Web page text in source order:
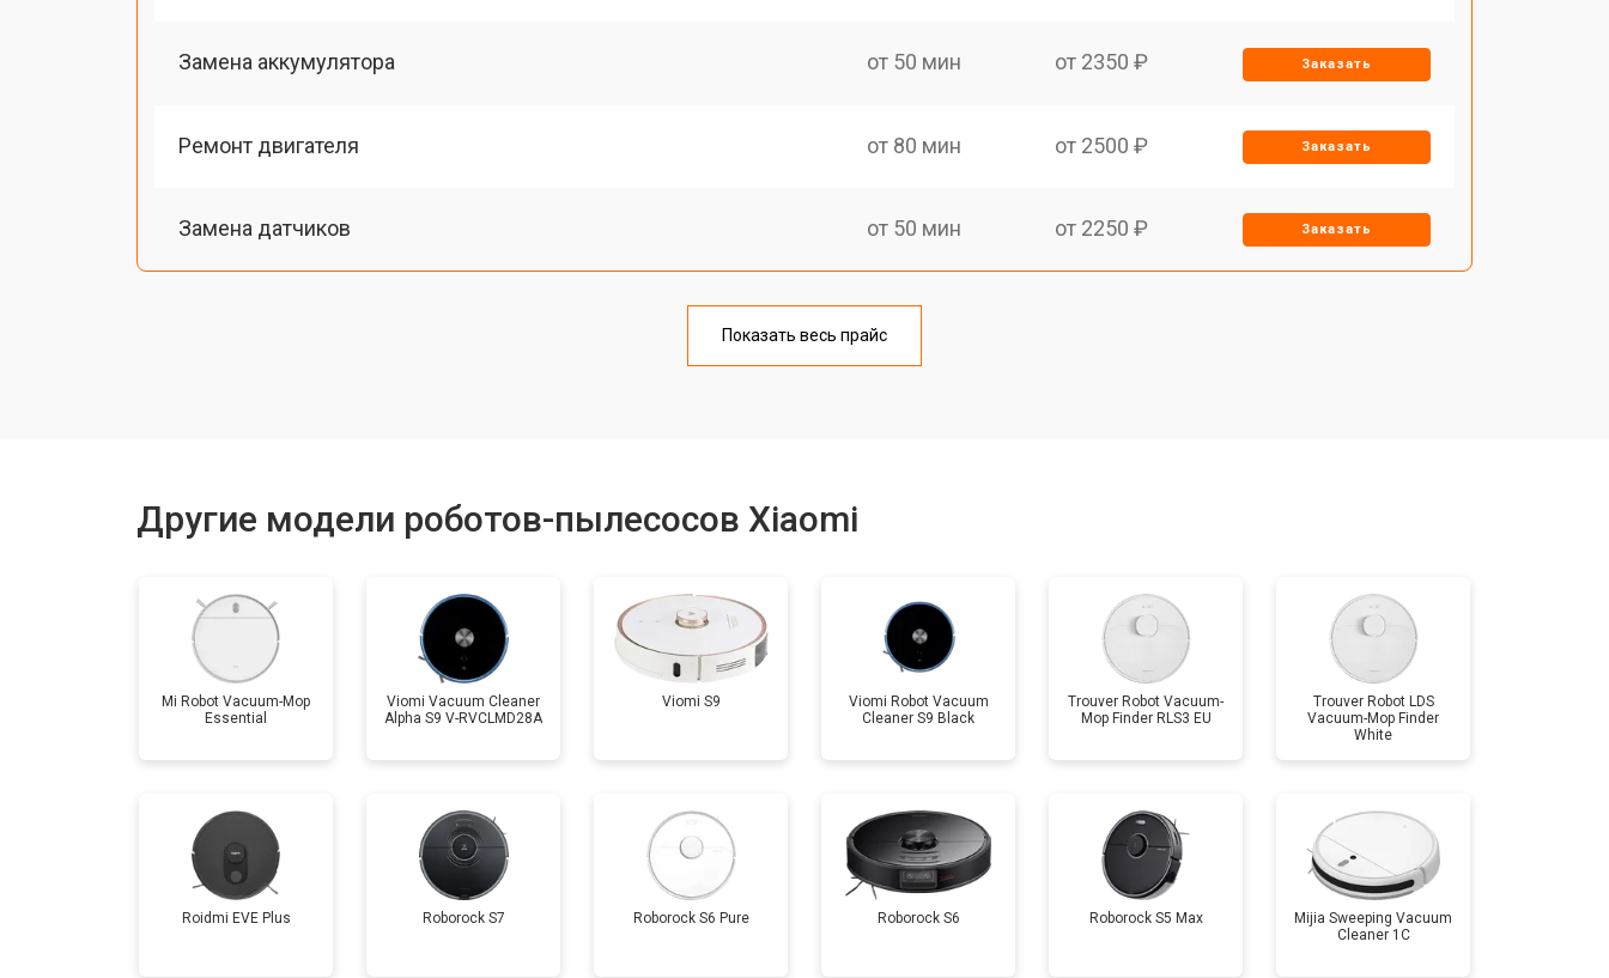
Замена аккумулятора от 50 мин от 2350 ₽ Заказать
Ремонт двигателя от 80 мин от 2500 ₽ Заказать
Замена датчиков от 50 мин от 2250 ₽ Заказать
от 60 мин
Показать весь прайс
Другие модели роботов-пылесосов Xiaomi
Mi Robot Vacuum-Mop
Essential
Viomi Vacuum Cleaner
Alpha S9 V-RVCLMD28A
Viomi S9
Viomi Robot Vacuum
Cleaner S9 Black
Trouver Robot Vacuum-
Mop Finder RLS3 EU
Trouver Robot LDS
Vacuum-Mop Finder
White
Roidmi EVE Plus Roborock S7 Roborock S6 Pure Roborock S6 Roborock S5 Max
Mijia Sweeping Vacuum
Cleaner 1C